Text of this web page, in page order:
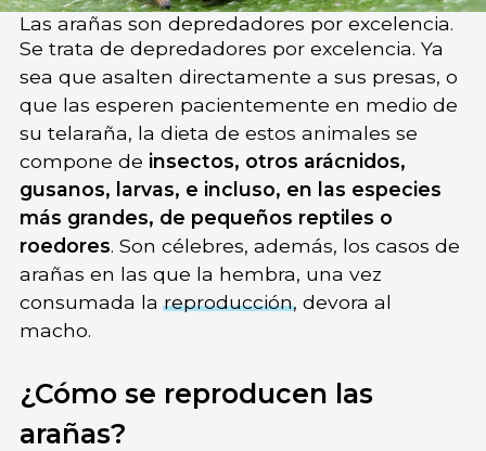
Las arañas son depredadores por excelencia.
Se trata de depredadores por excelencia. Ya
sea que asalten directamente a sus presas, o
que las esperen pacientemente en medio de
su telaraña, la dieta de estos animales se
compone de insectos, otros arácnidos,
gusanos, larvas, e incluso, en las especies
más grandes, de pequeños reptiles o
roedores. Son célebres, además, los casos de
arañas en las que la hembra, una vez
consumada lareproducción, devora al
macho.
¿Cómo se reproducen las
arañas?